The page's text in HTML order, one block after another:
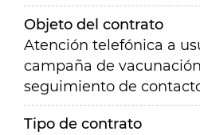
Objeto del contrato
Atención telefónica a
campaña de
seguimiento de
Tipo de contrato